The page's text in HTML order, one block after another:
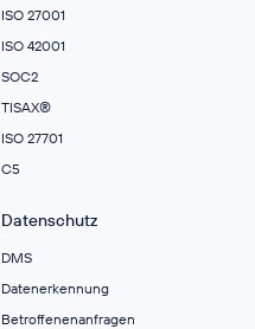
ISO 27001
ISO 42001
SOC2
TISAX®
ISO 27701
C5
Datenschutz
DMS
Datenerkennung
Betroffenenanfragen